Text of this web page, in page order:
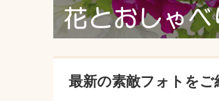
最新の素敵フォトをご